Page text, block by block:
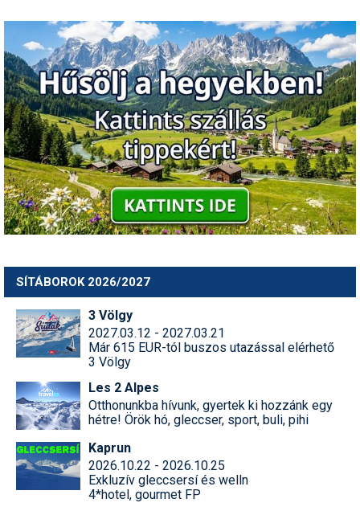
SÍTÁBOROK 2026/2027
3 Völgy
2027.03.12 - 2027.03.21
Már 615 EUR-tól buszos utazással elérhető
3 Völgy
Les 2 Alpes
Otthonunkba hívunk, gyertek ki hozzánk egy
hétre! Örök hó, gleccser, sport, buli, pihi
Kaprun
2026.10.22 - 2026.10.25
Exkluzív gleccsersí és welln
4*hotel, gourmet FP